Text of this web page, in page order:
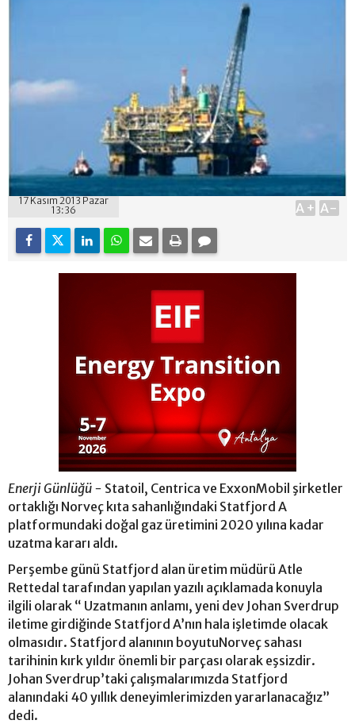
17 Kasım 2013 Pazar
13:36
A+ A-
Enerji Günlüğü - Statoil, Centrica ve ExxonMobil şirketler
ortaklığı Norveç kıta sahanlığındaki Statfjord A
platformundaki doğal gaz üretimini 2020 yılına kadar
uzatma kararı aldı.
Perşembe günü Statfjord alan üretim müdürü Atle
Rettedal tarafından yapılan yazılı açıklamada konuyla
ilgili olarak “ Uzatmanın anlamı, yeni dev Johan Sverdrup
iletime girdiğinde Statfjord A’nın hala işletimde olacak
olmasıdır. Statfjord alanının boyutuNorveç sahası
tarihinin kırk yıldır önemli bir parçası olarak eşsizdir.
Johan Sverdrup’taki çalışmalarımızda Statfjord
alanındaki 40 yıllık deneyimlerimizden yararlanacağız”
dedi.